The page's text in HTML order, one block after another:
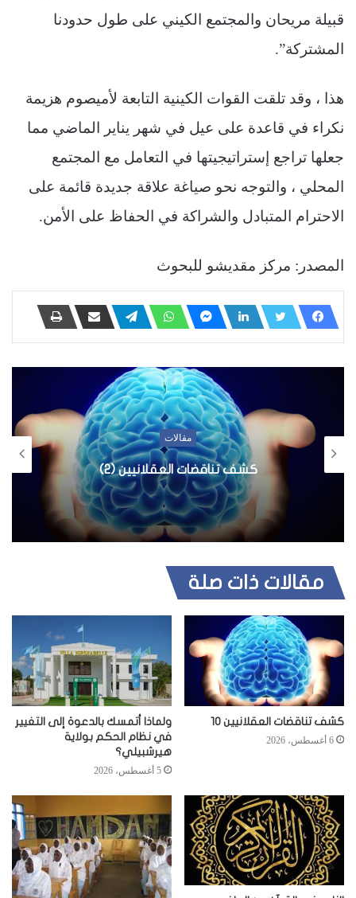
قبيلة مريحان والمجتمع الكيني على طول حدودنا
المشتركة”.
هذا ، وقد تلقت القوات الكينية التابعة لأميصوم هزيمة
نكراء في قاعدة على عيل في شهر يناير الماضي مما
جعلها تراجع إستراتيجيتها في التعامل مع المجتمع
المحلي ، والتوجه نحو صياغة علاقة جديدة قائمة على
الاحترام المتبادل والشراكة في الحفاظ على الأمن.
المصدر: مركز مقديشو للبحوث
مقالات
كشف تناقضات العقلانيين (2)
مقالات ذات صلة
كشف تناقضات العقلانيين 10
6 أغسطس، 2026
ولماذا أتمسك بالدعوة إلى التغيير
في نظام الحكم بولاية
هيرشبيلي؟
5 أغسطس، 2026